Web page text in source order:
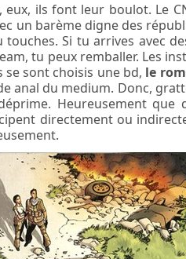
eux, ils font leur boulot. Le
un barème digne des
touches. Si tu arrives avec
tu peux remballer. Les
se sont choisis une bd, le
anal du medium. Donc,
Heureusement que
directement ou